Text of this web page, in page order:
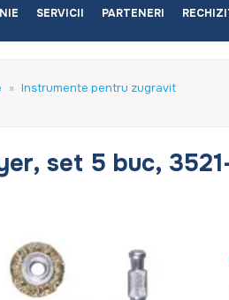
SERVICII PARTENERI
» Instrumente pentru zugravit
set 5 buc,